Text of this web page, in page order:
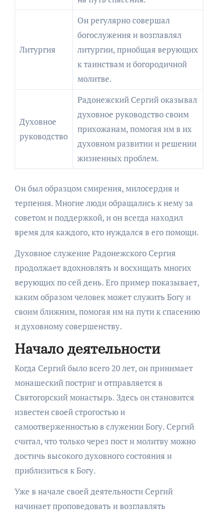
Литургия
Он регулярно совершал
богослужения и возглавлял
литургии, приобщая верующих
к таинствам и богородичной
молитве.
Духовное
руководство
Радонежский Сергий оказывал
духовное руководство своим
прихожанам, помогая им в их
духовном развитии и решении
жизненных проблем.
Он был образцом смирения, милосердия и
терпения. Многие люди обращались к нему за
советом и поддержкой, и он всегда находил
время для каждого, кто нуждался в его помощи.
Духовное служение Радонежского Сергия
продолжает вдохновлять и восхищать многих
верующих по сей день. Его пример показывает,
каким образом человек может служить Богу и
своим ближним, помогая им на пути к спасению
и духовному совершенству.
Начало деятельности
Когда Сергий было всего 20 лет, он принимает
монашеский постриг и отправляется в
Святогорский монастырь. Здесь он становится
известен своей строгостью и
самоотверженностью в служении Богу. Сергий
считал, что только через пост и молитву можно
достичь высокого духовного состояния и
приблизиться к Богу.
Уже в начале своей деятельности Сергий
начинает проповедовать и возглавлять